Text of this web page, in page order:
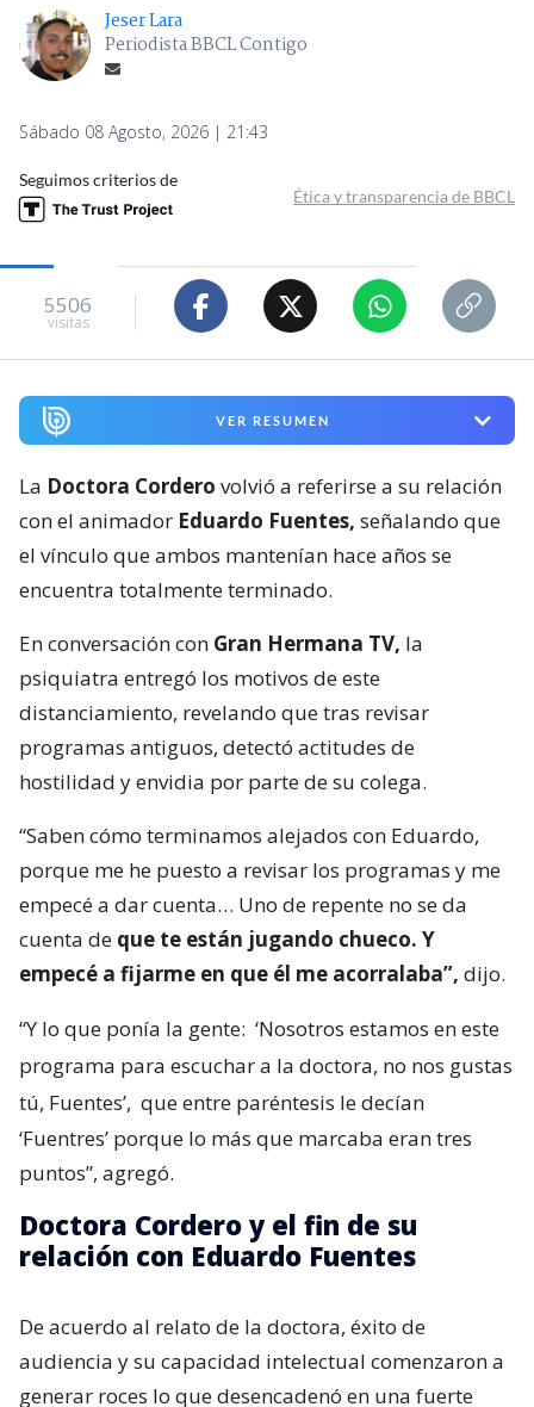
Jeser Lara
Periodista BBCL Contigo
Sábado 08 Agosto, 2026 | 21:43
Seguimos criterios de
Ética y transparencia de BBCL
5506
visitas
VER RESUMEN
La Doctora Cordero volvió a referirse a su relación
con el animador Eduardo Fuentes, señalando que
el vínculo que ambos mantenían hace años se
encuentra totalmente terminado.
En conversación con Gran Hermana TV, la
psiquiatra entregó los motivos de este
distanciamiento, revelando que tras revisar
programas antiguos, detectó actitudes de
hostilidad y envidia por parte de su colega.
“Saben cómo terminamos alejados con Eduardo,
porque me he puesto a revisar los programas y me
empecé a dar cuenta… Uno de repente no se da
cuenta de que te están jugando chueco. Y
empecé a fijarme en que él me acorralaba”, dijo.
“Y lo que ponía la gente: ‘Nosotros estamos en este
programa para escuchar a la doctora, no nos gustas
tú, Fuentes’, que entre paréntesis le decían
‘Fuentres’ porque lo más que marcaba eran tres
puntos”, agregó.
Doctora Cordero y el fin de su
relación con Eduardo Fuentes
De acuerdo al relato de la doctora, éxito de
audiencia y su capacidad intelectual comenzaron a
generar roces lo que desencadenó en una fuerte